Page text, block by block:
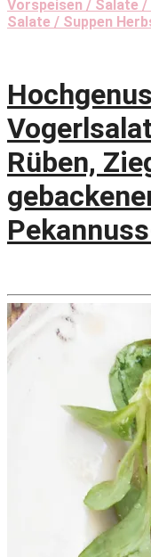
Vorspeisen / Salate /
Salate / Suppen
Rüben,